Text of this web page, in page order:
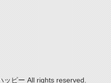
ッピー All rights reserved.